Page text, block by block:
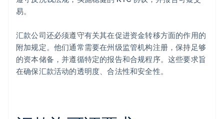
易。
汇款公司还必须遵守有关其在促进资金转移方面的作用的
附加规定。他们通常需要在州级监管机构注册，保持足够
的资本储备，并遵循特定的报告和合规程序。这些要求旨
在确保汇款活动的透明度、合法性和安全性。